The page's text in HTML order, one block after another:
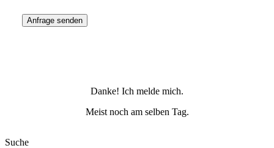
Anfrage senden
Danke! Ich melde mich.
Meist noch am selben Tag.
Suche